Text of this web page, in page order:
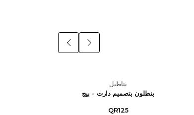
بناطيل
بنطلون بتصميم دارت - بيج
QR125